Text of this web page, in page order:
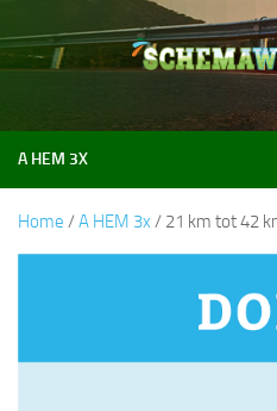
Doorgaan naar inhoud
A HEM 3X
Home /A HEM 3x / 21 km tot 42